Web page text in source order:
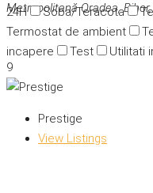
24H
Soba/Teracota
Termostat de ambient
incapere
Test Utilitati
Metropolitană Oradea,
9
Prestige
View Listings